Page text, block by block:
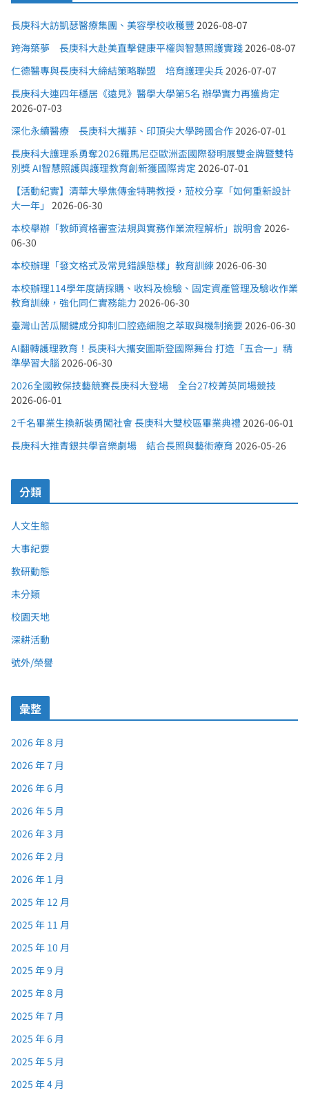
長庚科大訪凱瑟醫療集團、美容學校收穫豐 2026-08-07
跨海築夢 長庚科大赴美直擊健康平權與智慧照護實踐 2026-08-07
仁德醫專與長庚科大締結策略聯盟 培育護理尖兵 2026-07-07
長庚科大連四年穩居《遠見》醫學大學第5名 辦學實力再獲肯定
2026-07-03
深化永續醫療 長庚科大攜菲、印頂尖大學跨國合作 2026-07-01
長庚科大護理系勇奪2026羅馬尼亞歐洲盃國際發明展雙金牌暨雙特
別獎 AI智慧照護與護理教育創新獲國際肯定 2026-07-01
【活動紀實】清華大學焦傳金特聘教授，蒞校分享「如何重新設計
大一年」
2026-06-30
本校舉辦「教師資格審查法規與實務作業流程解析」說明會 2026-
06-30
本校辦理「發文格式及常見錯誤態樣」教育訓練 2026-06-30
本校辦理114學年度請採購、收料及檢驗、固定資產管理及驗收作業
教育訓練，強化同仁實務能力 2026-06-30
臺灣山苦瓜關鍵成分抑制口腔癌細胞之萃取與機制摘要 2026-06-30
AI翻轉護理教育！長庚科大攜安圖斯登國際舞台 打造「五合一」精
準學習大腦 2026-06-30
2026全國教保技藝競賽長庚科大登場 全台27校菁英同場競技
2026-06-01
2千名畢業生換新裝勇闖社會 長庚科大雙校區畢業典禮 2026-06-01
長庚科大推青銀共學音樂劇場 結合長照與藝術療育 2026-05-26
分類
人文生態
大事紀要
教研動態
未分類
校園天地
深耕活動
號外/榮譽
彙整
2026 年 8 月
2026 年 7 月
2026 年 6 月
2026 年 5 月
2026 年 3 月
2026 年 2 月
2026 年 1 月
2025 年 12 月
2025 年 11 月
2025 年 10 月
2025 年 9 月
2025 年 8 月
2025 年 7 月
2025 年 6 月
2025 年 5 月
2025 年 4 月